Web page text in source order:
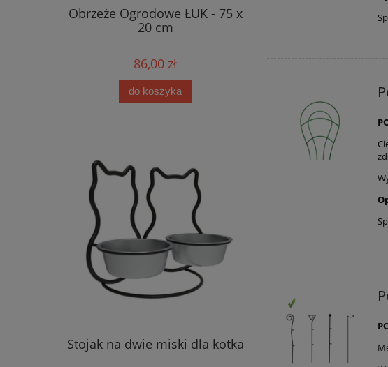
Obrzeże Ogrodowe ŁUK - 75 x
20 cm
86,00 zł
do koszyka
Stojak na dwie miski dla kotka